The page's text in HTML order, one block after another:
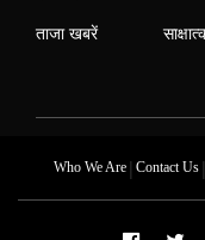
ताजा खबरें
Who We Are| Contact Us|